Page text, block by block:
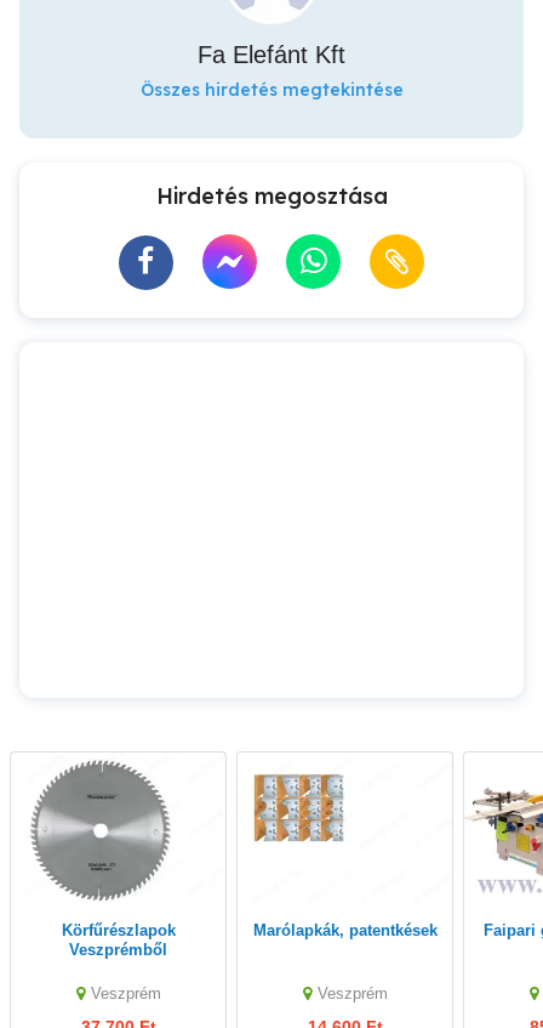
Fa Elefánt Kft
Összes hirdetés megtekintése
Hirdetés megosztása
Körfűrészlapok
Veszprémből
Veszprém
Marólapkák, patentkések
Veszprém